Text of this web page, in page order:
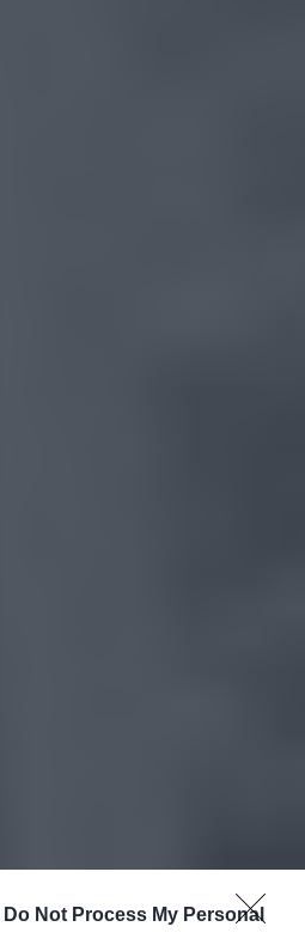
Do Not Process My Personal